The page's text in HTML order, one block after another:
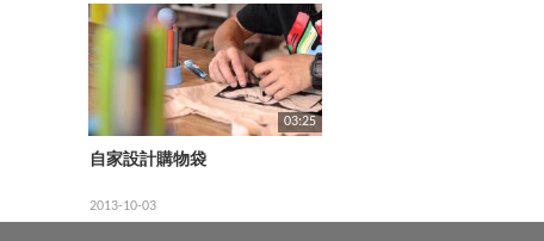
03:25
自家設計購物袋
2013-10-03